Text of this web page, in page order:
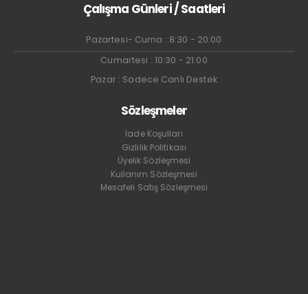
Çalışma Günleri / Saatleri
Pazartesi- Cuma : 8:30 - 20:00
Cumartesi : 10:30 - 21:00
Pazar : Sadece Canlı Destek
Sözleşmeler
İade Koşulları
Gizlilik Politikası
Üyelik Sözleşmesi
Kullanım Sözleşmesi
Mesafeli Satış Sözleşmesi